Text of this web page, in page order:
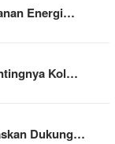
Energi…
Kol…
Dukung…